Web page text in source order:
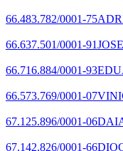
66.483.782/0001-75
66.637.501/0001-91
66.716.884/0001-93
66.573.769/0001-07
67.125.896/0001-06
67.142.826/0001-66